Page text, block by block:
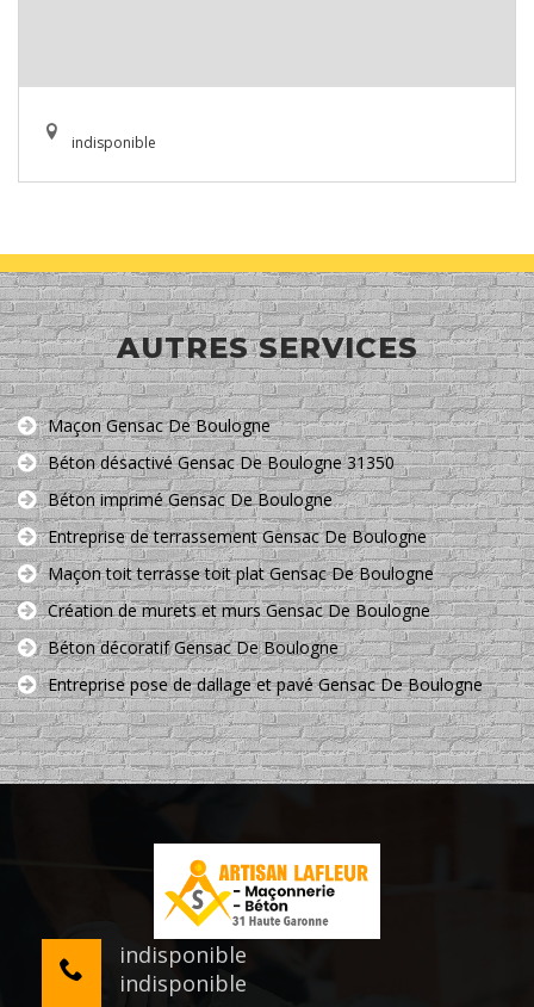
indisponible
AUTRES SERVICES
Maçon Gensac De Boulogne
Béton désactivé Gensac De Boulogne 31350
Béton imprimé Gensac De Boulogne
Entreprise de terrassement Gensac De Boulogne
Maçon toit terrasse toit plat Gensac De Boulogne
Création de murets et murs Gensac De Boulogne
Béton décoratif Gensac De Boulogne
Entreprise pose de dallage et pavé Gensac De Boulogne
indisponible
indisponible